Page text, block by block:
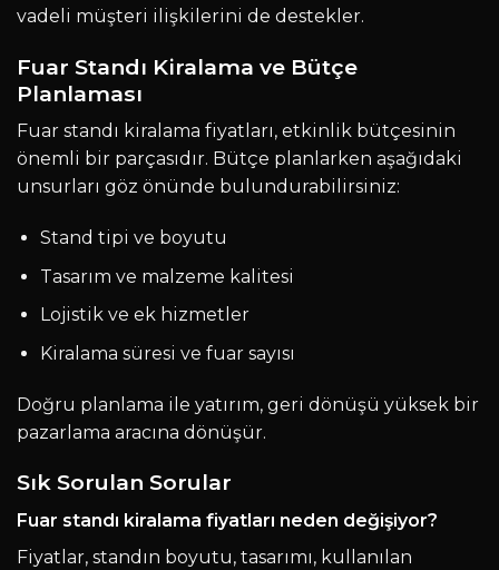
vadeli müşteri ilişkilerini de destekler.
Fuar Standı Kiralama ve Bütçe
Planlaması
Fuar standı kiralama fiyatları, etkinlik bütçesinin
önemli bir parçasıdır. Bütçe planlarken aşağıdaki
unsurları göz önünde bulundurabilirsiniz:
Stand tipi ve boyutu
Tasarım ve malzeme kalitesi
Lojistik ve ek hizmetler
Kiralama süresi ve fuar sayısı
Doğru planlama ile yatırım, geri dönüşü yüksek bir
pazarlama aracına dönüşür.
Sık Sorulan Sorular
Fuar standı kiralama fiyatları neden değişiyor?
Fiyatlar, standın boyutu, tasarımı, kullanılan